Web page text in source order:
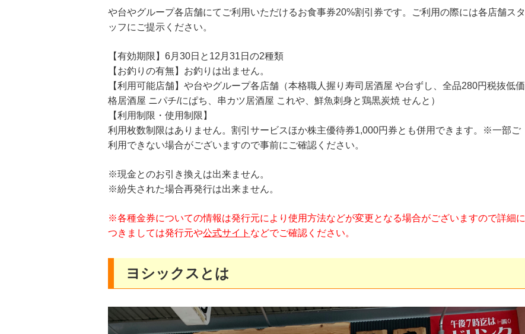
や台やグループ各店舗にてご利用いただけるお食事券20%割引券です。ご利用の際には各店舗スタ
ッフにご提示ください。
【有効期限】6月30日と12月31日の2種類
【お釣りの有無】お釣りは出ません。
【利用可能店舗】や台やグループ各店舗（本格職人握り寿司居酒屋 や台ずし、全品280円税抜低価
格居酒屋 ニパチ/にぱち、串カツ居酒屋 これや、鮮魚刺身と鶏黒炭焼 せんと）
【利用制限・使用制限】
利用枚数制限はありません。割引サービスほか株主優待券1,000円券とも併用できます。※一部ご
利用できない場合がございますので事前にご確認ください。
※現金とのお引き換えは出来ません。
※紛失された場合再発行は出来ません。
※各種金券についての情報は発行元により使用方法などが変更となる場合がございますので詳細に
つきましては発行元や公式サイト などでご確認ください。
ヨシックスとは